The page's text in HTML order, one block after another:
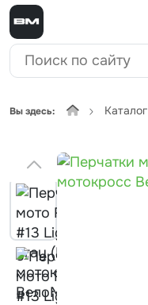
Вы здесь: Каталог